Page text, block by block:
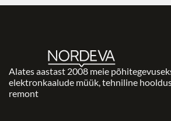
Alates aastast 2008 meie
elektronkaalude müük, tehniline
remont